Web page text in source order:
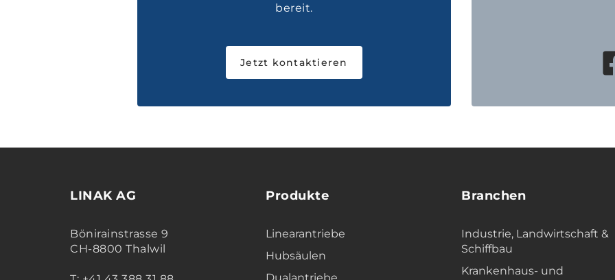
bereit.
Jetzt kontaktieren
LINAK AG
Bönirainstrasse 9
CH-8800 Thalwil
Produkte
Linearantriebe
Hubsäulen
Branchen
Industrie, Landwirtschaft &
Schiffbau
Krankenhaus- und